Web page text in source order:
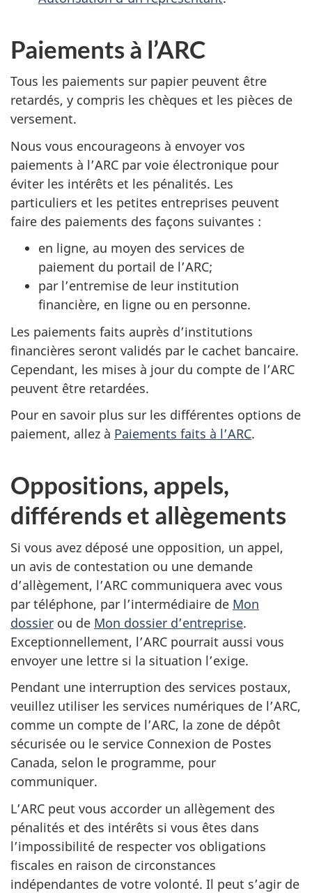
Paiements à l’ARC
Tous les paiements sur papier peuvent être
retardés, y compris les chèques et les pièces de
versement.
Nous vous encourageons à envoyer vos
paiements à l’ARC par voie électronique pour
éviter les intérêts et les pénalités. Les
particuliers et les petites entreprises peuvent
faire des paiements des façons suivantes :
en ligne, au moyen des services de
paiement du portail de l’ARC;
par l’entremise de leur institution
financière, en ligne ou en personne.
Les paiements faits auprès d’institutions
financières seront validés par le cachet bancaire.
Cependant, les mises à jour du compte de l’ARC
peuvent être retardées.
Pour en savoir plus sur les différentes options de
paiement, allez à Paiements faits à l’ARC.
Oppositions, appels,
différends et allègements
Si vous avez déposé une opposition, un appel,
un avis de contestation ou une demande
d’allègement, l’ARC communiquera avec vous
par téléphone, par l’intermédiaire de Mon
dossier ou de Mon dossier d’entreprise.
Exceptionnellement, l’ARC pourrait aussi vous
envoyer une lettre si la situation l’exige.
Pendant une interruption des services postaux,
veuillez utiliser les services numériques de l’ARC,
comme un compte de l’ARC, la zone de dépôt
sécurisée ou le service Connexion de Postes
Canada, selon le programme, pour
communiquer.
L’ARC peut vous accorder un allègement des
pénalités et des intérêts si vous êtes dans
l’impossibilité de respecter vos obligations
fiscales en raison de circonstances
indépendantes de votre volonté. Il peut s’agir de